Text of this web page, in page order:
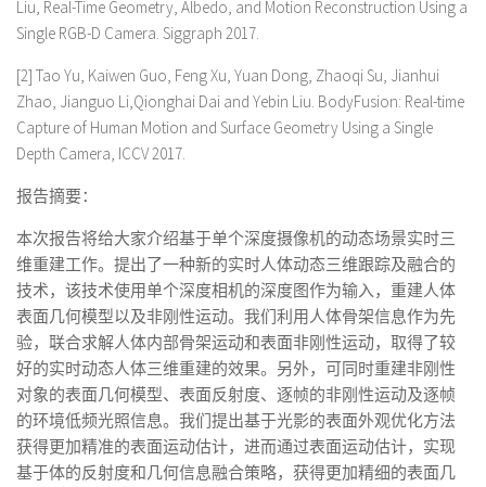
Liu, Real-Time Geometry, Albedo, and Motion Reconstruction Using a
Single RGB-D Camera. Siggraph 2017.
[2] Tao Yu, Kaiwen Guo, Feng Xu, Yuan Dong, Zhaoqi Su, Jianhui
Zhao, Jianguo Li,Qionghai Dai and Yebin Liu. BodyFusion: Real-time
Capture of Human Motion and Surface Geometry Using a Single
Depth Camera, ICCV 2017.
报告摘要：
本次报告将给大家介绍基于单个深度摄像机的动态场景实时三
维重建工作。提出了一种新的实时人体动态三维跟踪及融合的
技术，该技术使用单个深度相机的深度图作为输入，重建人体
表面几何模型以及非刚性运动。我们利用人体骨架信息作为先
验，联合求解人体内部骨架运动和表面非刚性运动，取得了较
好的实时动态人体三维重建的效果。另外，可同时重建非刚性
对象的表面几何模型、表面反射度、逐帧的非刚性运动及逐帧
的环境低频光照信息。我们提出基于光影的表面外观优化方法
获得更加精准的表面运动估计，进而通过表面运动估计，实现
基于体的反射度和几何信息融合策略，获得更加精细的表面几